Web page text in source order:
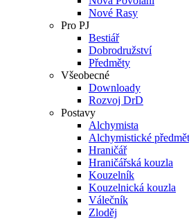
Nové Rasy
Pro PJ
Bestiář
Dobrodružství
Předměty
Všeobecné
Downloady
Rozvoj DrD
Postavy
Alchymista
Alchymistické
Hraničář
Hraničářská kouzla
Kouzelník
Kouzelnická kouzla
Válečník
Zloděj